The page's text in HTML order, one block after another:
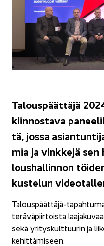
Ta­lous­päät­tä­jä
kiin­nos­ta­va
tä, jossa
mia ja vink­ke­jä
lous­hal­lin­non
kus­te­lun
Talouspäättäjä-​
te­rä­vä­piir­tois­ta
sekä yri­tys­kult­tuu­rin ja
ke­hit­tä­mi­seen.